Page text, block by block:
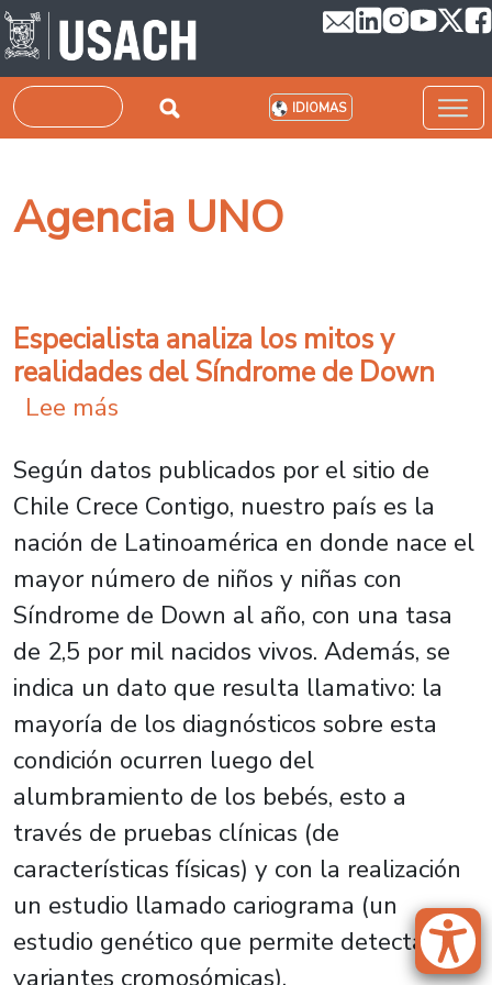
Pasar al contenido principal
Buscar IDIOMAS
Agencia UNO
Especialista analiza los mitos y
realidades del Síndrome de Down
Lee más
Según datos publicados por el sitio de
Chile Crece Contigo, nuestro país es la
nación de Latinoamérica en donde nace el
mayor número de niños y niñas con
Síndrome de Down al año, con una tasa
de 2,5 por mil nacidos vivos. Además, se
indica un dato que resulta llamativo: la
mayoría de los diagnósticos sobre esta
condición ocurren luego del
alumbramiento de los bebés, esto a
través de pruebas clínicas (de
características físicas) y con la realización
un estudio llamado cariograma (un
estudio genético que permite detectar
variantes cromosómicas).